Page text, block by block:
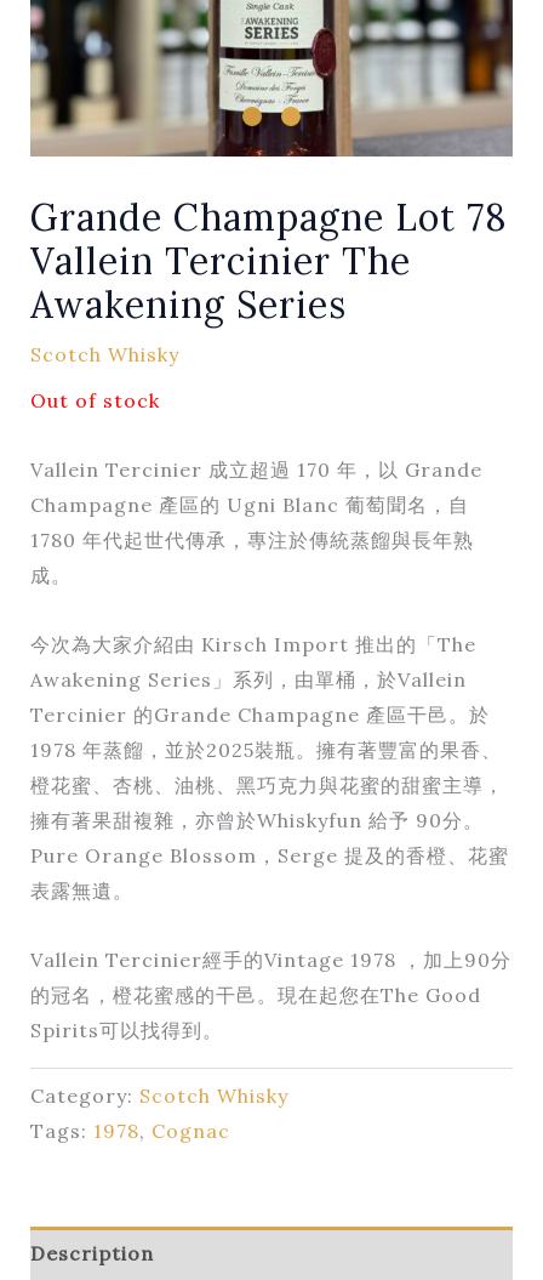
Grande Champagne Lot 78
Vallein Tercinier The
Awakening Series
Scotch Whisky
Out of stock
Vallein Tercinier 成立超過 170 年，以 Grande
Champagne 產區的 Ugni Blanc 葡萄聞名，自
1780 年代起世代傳承，專注於傳統蒸餾與長年熟
成。
今次為大家介紹由 Kirsch Import 推出的「The
Awakening Series」系列，由單桶，於Vallein
Tercinier 的Grande Champagne 產區干邑。於
1978 年蒸餾，並於2025裝瓶。擁有著豐富的果香、
橙花蜜、杏桃、油桃、黑巧克力與花蜜的甜蜜主導，
擁有著果甜複雜，亦曾於Whiskyfun 給予 90分。
Pure Orange Blossom，Serge 提及的香橙、花蜜
表露無遺。
Vallein Tercinier經手的Vintage 1978 ，加上90分
的冠名，橙花蜜感的干邑。現在起您在The Good
Spirits可以找得到。
Category: Scotch Whisky
Tags: 1978, Cognac
Description